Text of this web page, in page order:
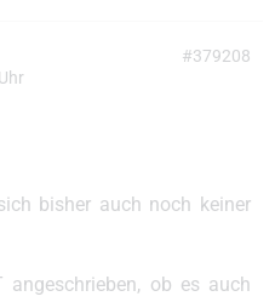
#379208
bisher auch noch keiner
ob es auch